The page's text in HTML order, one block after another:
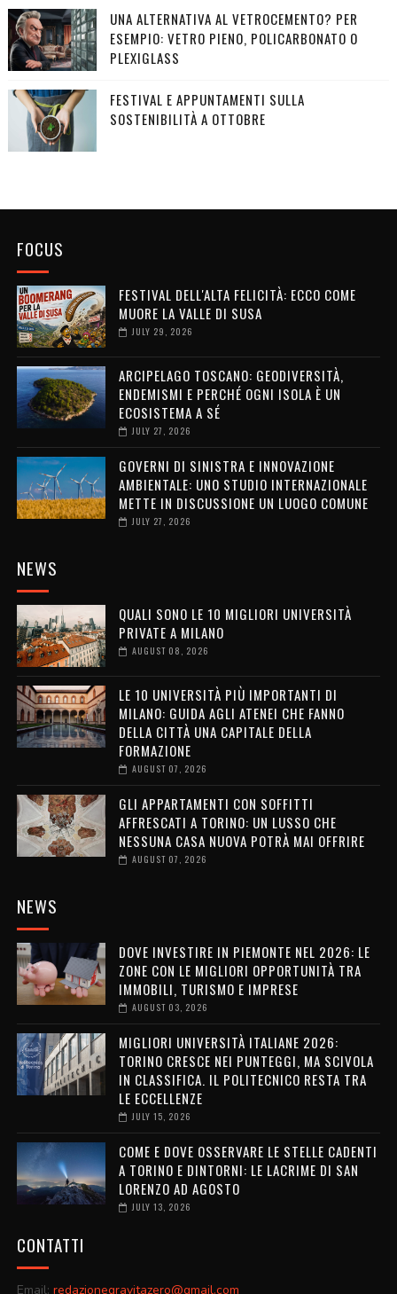
UNA ALTERNATIVA AL VETROCEMENTO? PER
ESEMPIO: VETRO PIENO, POLICARBONATO O
PLEXIGLASS
FESTIVAL E APPUNTAMENTI SULLA
SOSTENIBILITÀ A OTTOBRE
FOCUS
FESTIVAL DELL'ALTA FELICITÀ: ECCO COME
MUORE LA VALLE DI SUSA
JULY 29, 2026
ARCIPELAGO TOSCANO: GEODIVERSITÀ,
ENDEMISMI E PERCHÉ OGNI ISOLA È UN
ECOSISTEMA A SÉ
JULY 27, 2026
GOVERNI DI SINISTRA E INNOVAZIONE
AMBIENTALE: UNO STUDIO INTERNAZIONALE
METTE IN DISCUSSIONE UN LUOGO COMUNE
JULY 27, 2026
NEWS
QUALI SONO LE 10 MIGLIORI UNIVERSITÀ
PRIVATE A MILANO
AUGUST 08, 2026
LE 10 UNIVERSITÀ PIÙ IMPORTANTI DI
MILANO: GUIDA AGLI ATENEI CHE FANNO
DELLA CITTÀ UNA CAPITALE DELLA
FORMAZIONE
AUGUST 07, 2026
GLI APPARTAMENTI CON SOFFITTI
AFFRESCATI A TORINO: UN LUSSO CHE
NESSUNA CASA NUOVA POTRÀ MAI OFFRIRE
AUGUST 07, 2026
NEWS
DOVE INVESTIRE IN PIEMONTE NEL 2026: LE
ZONE CON LE MIGLIORI OPPORTUNITÀ TRA
IMMOBILI, TURISMO E IMPRESE
AUGUST 03, 2026
MIGLIORI UNIVERSITÀ ITALIANE 2026:
TORINO CRESCE NEI PUNTEGGI, MA SCIVOLA
IN CLASSIFICA. IL POLITECNICO RESTA TRA
LE ECCELLENZE
JULY 15, 2026
COME E DOVE OSSERVARE LE STELLE CADENTI
A TORINO E DINTORNI: LE LACRIME DI SAN
LORENZO AD AGOSTO
JULY 13, 2026
CONTATTI
Email: redazionegravitazero@gmail.com